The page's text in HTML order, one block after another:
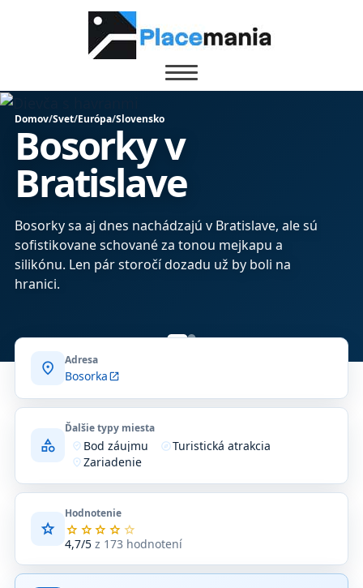
Domov/Svet/Európa/Slovensko
Bosorky v
Bratislave
Bosorky sa aj dnes nachádzajú v Bratislave, ale sú
sofistikovane schované za tonou mejkapu a
silikónu. Len pár storočí dozadu už by boli na
hranici.
location_on Adresa
Bosorkaopen_in_new
category
Ďalšie typy miesta
where_to_vote Bod záujmu exploreTuristická atrakcia
location_onZariadenie
star
Hodnotenie
star star star star star
4,7/5z 173 hodnotení
Priemerné
hodnotenie
z